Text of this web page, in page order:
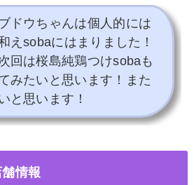
ドウちゃんは個人的には
えsobaにはまりました！
回は桜島純鶏つけsobaも
みたいと思います！また
と思います！
情報